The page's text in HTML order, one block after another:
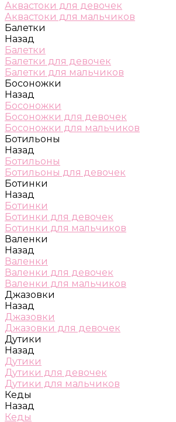
Аквастоки для девочек
Аквастоки для мальчиков
Балетки
Назад
Балетки
Балетки для девочек
Балетки для мальчиков
Босоножки
Назад
Босоножки
Босоножки для девочек
Босоножки для мальчиков
Ботильоны
Назад
Ботильоны
Ботильоны для девочек
Ботинки
Назад
Ботинки
Ботинки для девочек
Ботинки для мальчиков
Валенки
Назад
Валенки
Валенки для девочек
Валенки для мальчиков
Джазовки
Назад
Джазовки
Джазовки для девочек
Дутики
Назад
Дутики
Дутики для девочек
Дутики для мальчиков
Кеды
Назад
Кеды